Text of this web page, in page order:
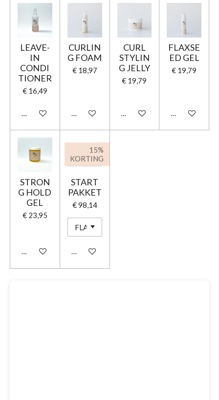
LEAVE-
IN
CONDI
TIONER
€ 16,49
In winkelwagen
CURLIN
G FOAM
€ 18,97
In winkelwagen
CURL
STYLIN
G JELLY
€ 19,79
In winkelwagen
FLAXSE
ED GEL
€ 19,79
In
STRON
G HOLD
GEL
€ 23,95
In winkelwagen
15%
KORTING
START
PAKKET
€ 98,14
In winkelwagen